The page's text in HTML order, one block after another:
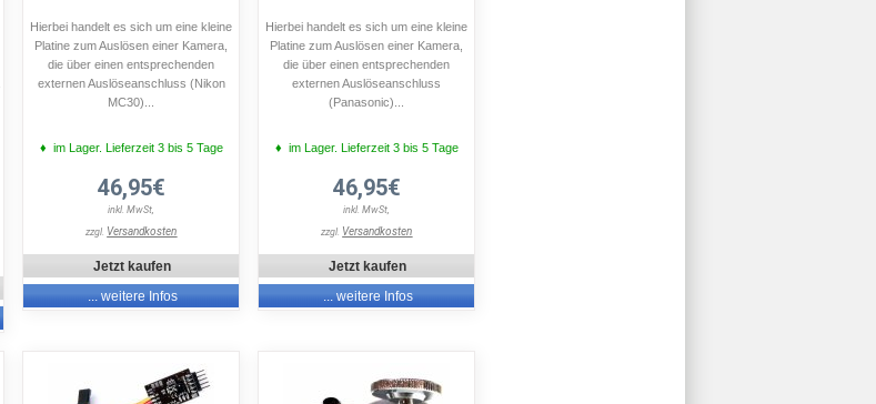
Hierbei handelt es sich um eine kleine
Platine zum Auslösen einer Kamera,
die über einen entsprechenden
externen Auslöseanschluss (Nikon
MC30)...
♦ im Lager. Lieferzeit 3 bis 5 Tage
46,95€
inkl. MwSt,
zzgl. Versandkosten
Jetzt kaufen
... weitere Infos
Hierbei handelt es sich um eine kleine
Platine zum Auslösen einer Kamera,
die über einen entsprechenden
externen Auslöseanschluss
(Panasonic)...
♦ im Lager. Lieferzeit 3 bis 5 Tage
46,95€
inkl. MwSt,
zzgl. Versandkosten
Jetzt kaufen
... weitere Infos